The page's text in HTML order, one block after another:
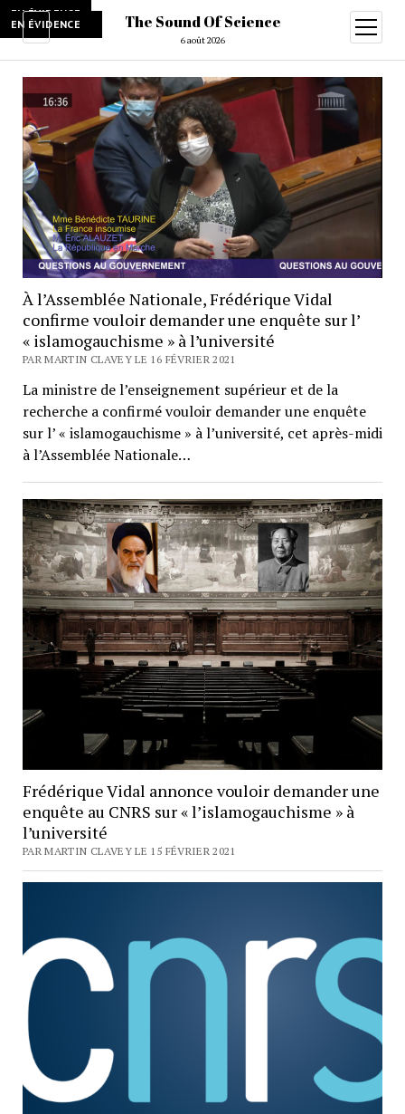
The Sound Of Science
6 août 2026
ouvrir
menu
The
Sound
Of
Science
EN ÉVIDENCE
À l’Assemblée Nationale, Frédérique Vidal
confirme vouloir demander une enquête sur l’
« islamogauchisme » à l’université
PAR MARTIN CLAVEY LE 16 FÉVRIER 2021
La ministre de l’enseignement supérieur et de la
recherche a confirmé vouloir demander une enquête
sur l’ « islamogauchisme » à l’université, cet après-midi
à l’Assemblée Nationale…
EN ÉVIDENCE
Frédérique Vidal annonce vouloir demander une
enquête au CNRS sur « l’islamogauchisme » à
l’université
PAR MARTIN CLAVEY LE 15 FÉVRIER 2021
EN ÉVIDENCE
EN ÉVIDENCE
EN ÉVIDENCE
EN ÉVIDENCE